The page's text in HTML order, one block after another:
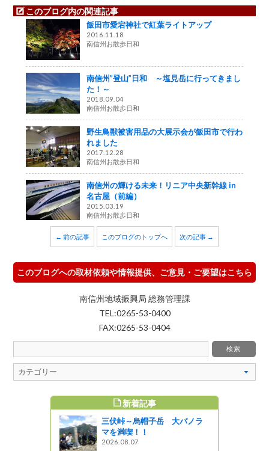
このブログ内の関連記事
飯田市愛宕神社で紅葉ライトアップ
2016.11.18
南信州お散歩日和
南信州”登山”日和 ～塩見岳に行ってきまし
た！～
2018.09.04
南信州お散歩日和
野生鳥獣被害用品の大展示会が飯田市で行わ
れました
2017.12.28
南信州お散歩日和
南信州の輝ける未来！リニア中央新幹線 in
名古屋（前編）
2015.03.19
南信州お散歩日和
← 前の記事 このブログのトップへ 次の記事 →
このブログへの取材依頼や情報提供、ご意見・ご要望はこちら
南信州地域振興局 総務管理課
TEL:0265-53-0400
FAX:0265-53-0404
新着記事
三伏峠～烏帽子岳 大パノラ
マを満喫！！
2026.08.07